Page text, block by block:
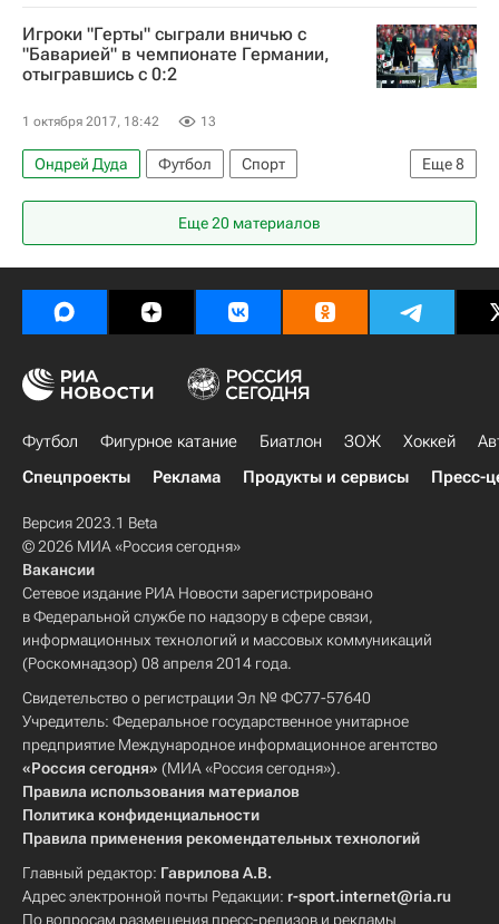
Чемпионат мира 2018 (отборочный турнир, Европа)
Мальта
Литва Англия
Шотландия
Словакия
Словения
Игроки "Герты" сыграли вничью с
"Баварией" в чемпионате Германии,
отыгравшись с 0:2
1 октября 2017, 18:42 13
Еще8
Ондрей Дуда Футбол
Спорт
Карло Анчелотти
Вилли Саньоль
Герта
Бавария
Саломон Калу
Роберт Левандовский
Матс Хуммельс
Еще 20 материалов
Футбол Фигурное катание Биатлон ЗОЖ Хоккей
Спецпроекты
Реклама Продукты и сервисы Пресс-
Версия 2023.1 Beta
© 2026 МИА «Россия сегодня»
Вакансии
Сетевое издание РИА Новости зарегистрировано
в Федеральной службе по надзору в сфере связи,
информационных технологий и массовых коммуникаций
(Роскомнадзор) 08 апреля 2014 года.
Свидетельство о регистрации Эл № ФС77-57640
Учредитель: Федеральное государственное унитарное
предприятие Международное информационное агентство
«Россия сегодня» (МИА «Россия сегодня»).
Правила использования материалов
Политика конфиденциальности
Правила применения рекомендательных технологий
Главный редактор: Гаврилова А.В.
Адрес электронной почты Редакции: r-sport.internet@ria.ru
По вопросам размещения пресс-релизов и рекламы